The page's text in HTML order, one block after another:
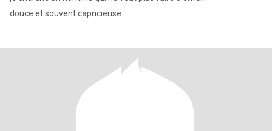
douce et souvent capricieuse